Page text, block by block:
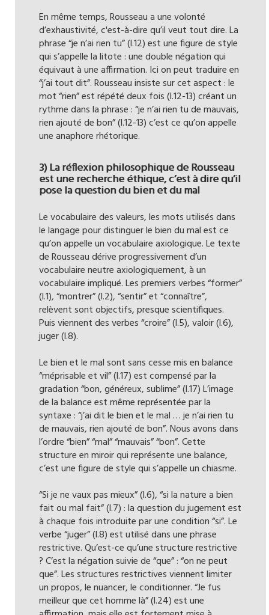
En même temps, Rousseau a une volonté
d’exhaustivité, c'est-à-dire qu’il veut tout dire. La
phrase “je n’ai rien tu” (l.12) est une figure de style
qui s’appelle la litote : une double négation qui
équivaut à une affirmation. Ici on peut traduire en
“j’ai tout dit”. Rousseau insiste sur cet aspect : le
mot “rien” est répété deux fois (l.12-13) créant un
rythme dans la phrase : “je n’ai rien tu de mauvais,
rien ajouté de bon” (l.12-13) c’est ce qu’on appelle
une anaphore rhétorique.
3) La réflexion philosophique de Rousseau
est une recherche éthique, c’est à dire qu’il
pose la question du bien et du mal
Le vocabulaire des valeurs, les mots utilisés dans
le langage pour distinguer le bien du mal est ce
qu’on appelle un vocabulaire axiologique. Le texte
de Rousseau dérive progressivement d’un
vocabulaire neutre axiologiquement, à un
vocabulaire impliqué. Les premiers verbes “former”
(l.1), “montrer” (l.2), “sentir” et “connaître”,
relèvent sont objectifs, presque scientifiques.
Puis viennent des verbes “croire” (l.5), valoir (l.6),
juger (l.8).
Le bien et le mal sont sans cesse mis en balance
“méprisable et vil” (l.17) est compensé par la
gradation “bon, généreux, sublime” (l.17) L’image
de la balance est même représentée par la
syntaxe : “j’ai dit le bien et le mal … je n’ai rien tu
de mauvais, rien ajouté de bon”. Nous avons dans
l’ordre “bien” “mal” “mauvais” “bon”. Cette
structure en miroir qui représente une balance,
c’est une figure de style qui s’appelle un chiasme.
“Si je ne vaux pas mieux” (l.6), “si la nature a bien
fait ou mal fait” (l.7) : la question du jugement est
à chaque fois introduite par une condition “si”. Le
verbe “juger” (l.8) est utilisé dans une phrase
restrictive. Qu’est-ce qu’une structure restrictive
? C’est la négation suivie de “que” : “on ne peut
que”. Les structures restrictives viennent limiter
un propos, le nuancer, le conditionner. “Je fus
meilleur que cet homme là” (l.24) est une